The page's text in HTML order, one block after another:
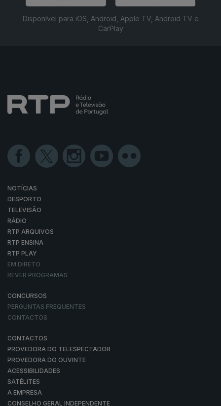
Disponível para iOS, Android, Apple TV, Android TV e
CarPlay
NOTÍCIAS
DESPORTO
TELEVISÃO
RÁDIO
RTP ARQUIVOS
RTP ENSINA
RTP PLAY
EM DIRETO
REVER PROGRAMAS
CONCURSOS
PERGUNTAS FREQUENTES
CONTACTOS
CONTACTOS
PROVEDORA DO TELESPECTADOR
PROVEDORA DO OUVINTE
ACESSIBILIDADES
SATÉLITES
A EMPRESA
CONSELHO GERAL INDEPENDENTE